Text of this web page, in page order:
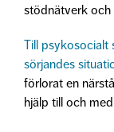
stödnätverk
Till psykosocialt
sörjandes
förlorat en
hjälp till och